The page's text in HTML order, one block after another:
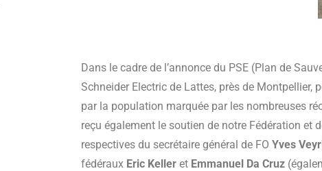
Dans le cadre de l’annonce du PSE (Plan de
Schneider Electric de Lattes, près de Montpellier,
par la population marquée par les nombreuses
reçu également le soutien de notre Fédération et
respectives du secrétaire général de FO Yves
fédéraux Eric Keller et Emmanuel Da Cruz